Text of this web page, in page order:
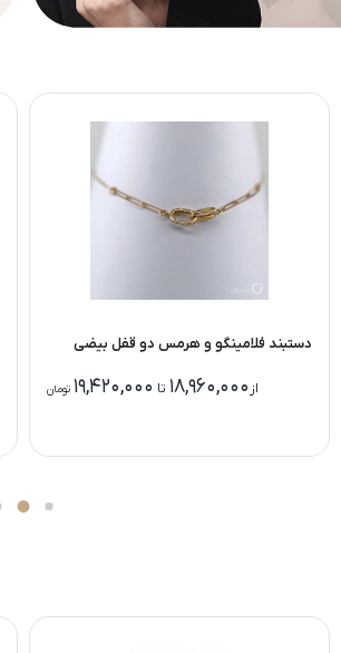
دستبند فلامینگو و هرمس دو قفل بیضی
از 18,960,000 تا 19,420,000 تومان